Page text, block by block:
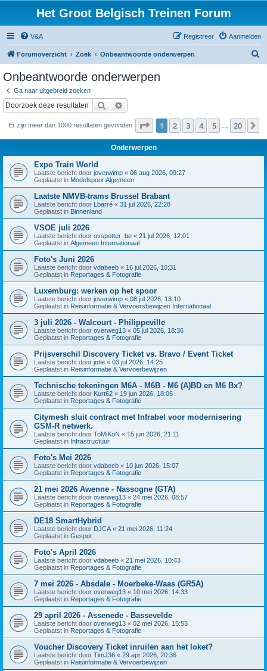
Het Groot Belgisch Treinen Forum
V&A Aanmelden
Registreer
Forumoverzicht Zoek Onbeantwoorde onderwerpen
Onbeantwoorde onderwerpen
Ga naar uitgebreid zoeken
Zoek
Er zijn meer dan 1000 resultaten gevonden Pagina van 20
1 2 3 4 5 20
Onderwerpen
Expo Train World
Laatste bericht door joverwimp « 06 aug 2026, 09:27
Geplaatst in Modelspoor Algemeen
Laatste NMVB-trams Brussel Brabant
Laatste bericht door Lbarré « 31 jul 2026, 22:28
Geplaatst in Binnenland
VSOE juli 2026
Laatste bericht door ovspotter_be « 21 jul 2026, 12:01
Geplaatst in Algemeen Internationaal
Foto's Juni 2026
Laatste bericht door vdabeeb « 16 jul 2026, 10:31
Geplaatst in Reportages & Fotografie
Luxemburg: werken op het spoor
Laatste bericht door joverwimp « 08 jul 2026, 13:10
Geplaatst in Reisinformatie & Vervoersbewijzen Internationaal
3 juli 2026 - Walcourt - Philippeville
Laatste bericht door overweg13 « 05 jul 2026, 18:36
Geplaatst in Reportages & Fotografie
Prijsverschil Discovery Ticket vs. Bravo / Event Ticket
Laatste bericht door jotie « 03 jul 2026, 14:25
Geplaatst in Reisinformatie & Vervoerbewijzen
Technische tekeningen M6A - M6B - M6 (A)BD en M6 Bx?
Laatste bericht door Kurt62 « 19 jun 2026, 18:06
Geplaatst in Reportages & Fotografie
Citymesh sluit contract met Infrabel voor modernisering
GSM-R netwerk.
Laatste bericht door ToMiKoN « 15 jun 2026, 21:11
Geplaatst in Infrastructuur
Foto's Mei 2026
Laatste bericht door vdabeeb « 10 jun 2026, 15:07
Geplaatst in Reportages & Fotografie
21 mei 2026 Awenne - Nassogne (GTA)
Laatste bericht door overweg13 « 24 mei 2026, 08:57
Geplaatst in Reportages & Fotografie
DE18 SmartHybrid
Laatste bericht door DJCA « 21 mei 2026, 11:24
Geplaatst in Gespot
Foto's April 2026
Laatste bericht door vdabeeb « 21 mei 2026, 10:43
Geplaatst in Reportages & Fotografie
7 mei 2026 - Absdale - Moerbeke-Waas (GR5A)
Laatste bericht door overweg13 « 10 mei 2026, 14:33
Geplaatst in Reportages & Fotografie
29 april 2026 - Assenede - Bassevelde
Laatste bericht door overweg13 « 02 mei 2026, 15:53
Geplaatst in Reportages & Fotografie
Voucher Discovery Ticket inruilen aan het loket?
Laatste bericht door TimJ36 « 29 apr 2026, 20:36
Geplaatst in Reisinformatie & Vervoerbewijzen